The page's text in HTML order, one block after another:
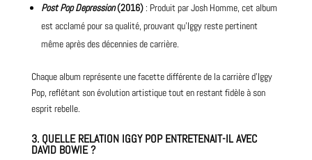
Post Pop Depression(2016): Produit par Josh Homme, cet album
est acclamé pour sa qualité, prouvant qu’Iggy reste pertinent
même après des décennies de carrière.
Chaque album représente une facette différente de la carrière d’Iggy
Pop, reflétant son évolution artistique tout en restant fidèle à son
esprit rebelle.
3. QUELLE RELATION IGGY POP ENTRETENAIT-IL AVEC
DAVID BOWIE ?